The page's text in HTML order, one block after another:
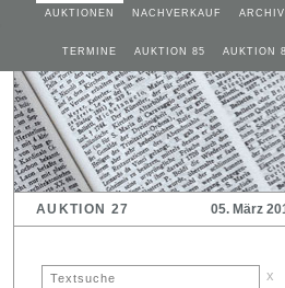
AUKTIONEN NACHVERKAUF ARCHIV
TERMINE AUKTION 85 AUKTION
AUKTION 27 05. März
x